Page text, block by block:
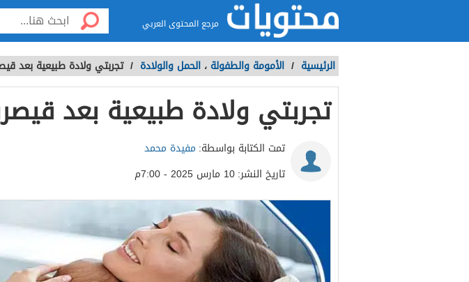
مرجع المحتوى العربي
الرئيسية / الأمومة والطفولة ، الحمل والولادة / تجربتي ولادة طبيعية بعد
تجربتي ولادة طبيعية بعد
تمت الكتابة بواسطة: مفيدة محمد
تاريخ النشر:10 مارس 2025 - 7:00م